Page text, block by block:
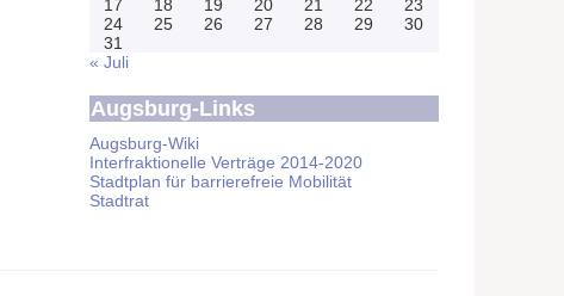
17
18 19 20 21 22
23
24
25 26 27 28 29
30
31
« Juli
Augsburg-Links
Augsburg-Wiki
Interfraktionelle Verträge 2014-2020
Stadtplan für barrierefreie Mobilität
Stadtrat